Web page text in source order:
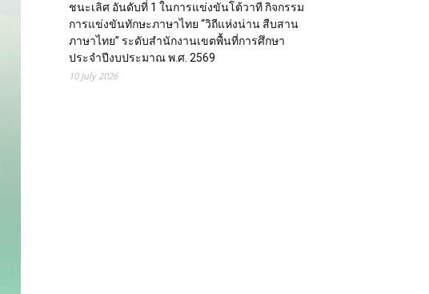
ชนะเลิศ อันดับที่ 1 ในการแข่งขันโต้วาที กิจกรรม
การแข่งขันทักษะภาษาไทย “วิถีแห่งน่าน สืบสาน
ภาษาไทย” ระดับสำนักงานเขตพื้นที่การศึกษา
ประจำปีงบประมาณ พ.ศ. 2569
10 July 2026